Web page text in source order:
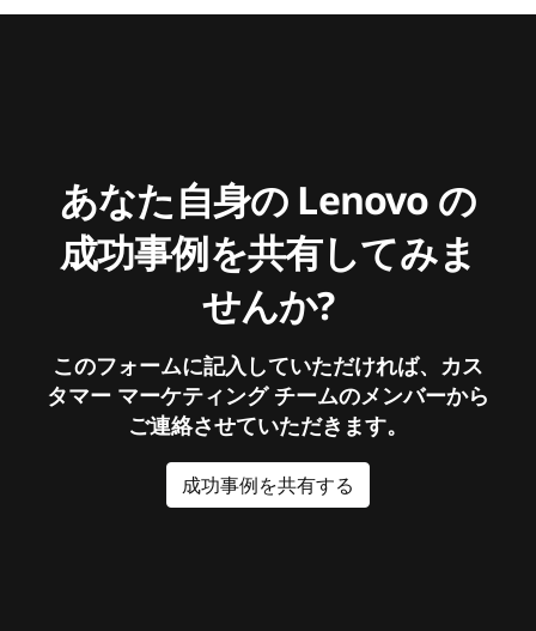
あなた自身の Lenovo の
成功事例を共有してみま
せんか?
このフォームに記入していただければ、カス
タマー マーケティング チームのメンバーから
ご連絡させていただきます。
成功事例を共有する